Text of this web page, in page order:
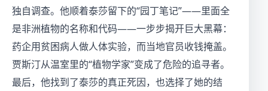
独自调查。他顺着泰莎留下的“园丁笔记”——里面全
是非洲植物的名称和代码——一步步揭开巨大黑幕：
药企用贫困病人做人体实验，而当地官员收钱掩盖。
贾斯汀从温室里的“植物学家”变成了危险的追寻者。
最后，他找到了泰莎的真正死因，也选择了她的结